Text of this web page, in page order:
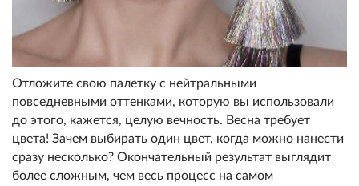
Отложите свою палетку с нейтральными
повседневными оттенками, которую вы использовали
до этого, кажется, целую вечность. Весна требует
цвета! Зачем выбирать один цвет, когда можно нанести
сразу несколько? Окончательный результат выглядит
более сложным, чем весь процесс на самом